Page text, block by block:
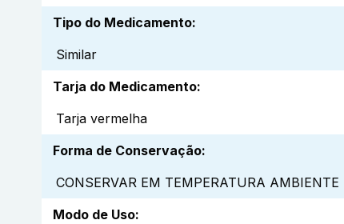
Tipo do Medicamento:
Similar
Tarja do Medicamento:
Tarja vermelha
Forma de Conservação:
CONSERVAR EM TEMPERATURA
Modo de Uso: